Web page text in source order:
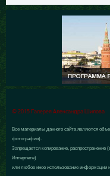
© 2015 Галерея Александра Шилова
Все материалы данного сайта являются
фотографии).
Запрещается копирование, распространение
Интернете)
или любое иное использование информации